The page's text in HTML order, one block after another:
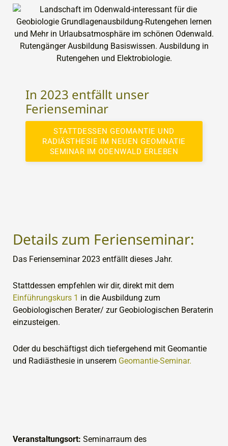
In 2023 entfällt unser
Ferienseminar
STATTDESSEN GEOMANTIE UND
RADIÄSTHESIE IM NEUEN GEOMNATIE
SEMINAR IM ODENWALD ERLEBEN
Details zum Ferienseminar:
Das Ferienseminar 2023 entfällt dieses Jahr.
Stattdessen empfehlen wir dir, direkt mit dem
Einführungskurs 1 in die Ausbildung zum
Geobiologischen Berater/ zur Geobiologischen Beraterin
einzusteigen.
Oder du beschäftigst dich tiefergehend mit Geomantie
und Radiästhesie in unserem Geomantie-Seminar.
Veranstaltungsort: Seminarraum des